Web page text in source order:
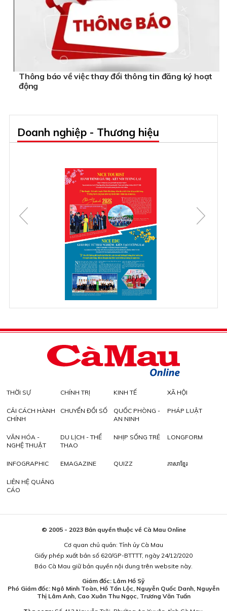
Thông báo về việc thay đổi thông tin đăng ký hoạt
động
Doanh nghiệp - Thương hiệu
THỜI SỰ CHÍNH TRỊ KINH TẾ XÃ HỘI
CẢI CÁCH HÀNH
CHÍNH
CHUYỂN ĐỔI SỐ
QUỐC PHÒNG -
AN NINH
PHÁP LUẬT
VĂN HÓA -
NGHỆ THUẬT
DU LỊCH - THỂ
THAO
NHỊP SỐNG TRẺ LONGFORM
INFOGRAPHIC EMAGAZINE QUIZZ ភាសាខ្មែរ
LIÊN HỆ QUẢNG
CÁO
© 2005 - 2023 Bản quyền thuộc về Cà Mau Online
Cơ quan chủ quản: Tỉnh ủy Cà Mau
Giấy phép xuất bản số 620/GP-BTTTT, ngày 24/12/2020
Báo Cà Mau giữ bản quyền nội dung trên website này.
Giám đốc: Lâm Hồ Sỹ
Phó Giám đốc: Ngô Minh Toàn, Hồ Tấn Lộc, Nguyễn Quốc Danh, Nguyễn
Thị Lâm Anh, Cao Xuân Thu Ngọc, Trương Văn Tuấn